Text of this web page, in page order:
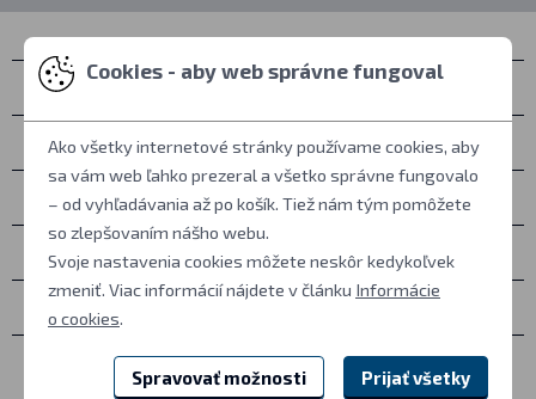
Kontakty
Zastihnete nás
Všetko o nákupe
Ďalšie informácie
Ostatné
Cookies - aby web správne fungoval
Ako všetky internetové stránky používame cookies, aby
sa vám web ľahko prezeral a všetko správne fungovalo
– od vyhľadávania až po košík. Tiež nám tým pomôžete
so zlepšovaním nášho webu.
Svoje nastavenia cookies môžete neskôr kedykoľvek
zmeniť. Viac informácií nájdete v článku Informácie
o cookies.
Spravovať možnosti Prijať všetky